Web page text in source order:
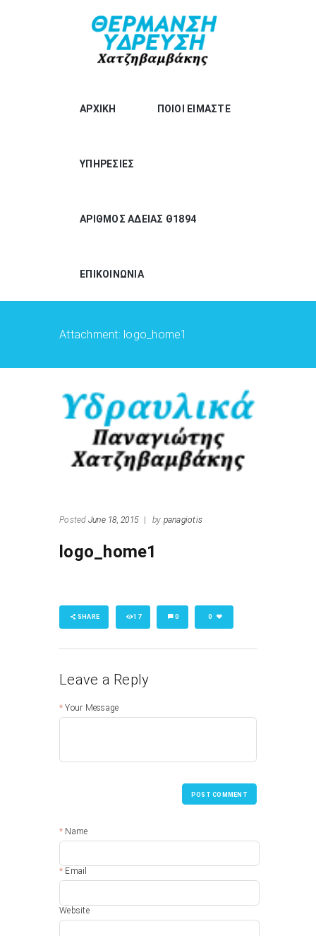
ΑΡΧΙΚΗ ΠΟΙΟΙ ΕΙΜΑΣΤΕ
ΥΠΗΡΕΣΙΕΣ
ΑΡΙΘΜΟΣ ΑΔΕΙΑΣ Θ1894
ΕΠΙΚΟΙΝΩΝΙΑ
Attachment: logo_home1
Posted June 18, 2015 by panagiotis
logo_home1
SHARE 17 0 0
Leave a Reply
Your Message
POST COMMENT
Name
Email
Website